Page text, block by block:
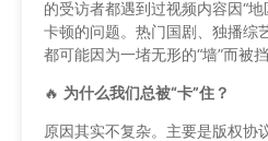
的受访者都遇到过视频内容因“
卡顿的问题。热门国剧、独播综
都可能因为一堵无形的“墙”而被挡
🔥 为什么我们总被“卡”住？
原因其实不复杂。主要是版权协